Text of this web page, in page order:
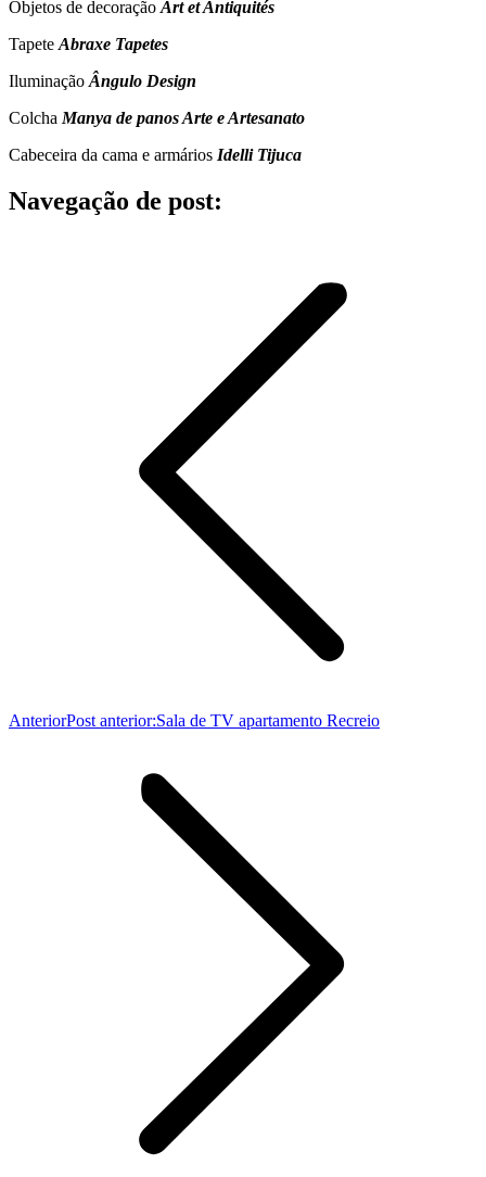
Objetos de decoração Art et Antiquités
Tapete Abraxe Tapetes
Iluminação Ângulo Design
Colcha Manya de panos Arte e Artesanato
Cabeceira da cama e armários Idelli Tijuca
Navegação de post:
AnteriorPost anterior:Sala de TV apartamento Recreio